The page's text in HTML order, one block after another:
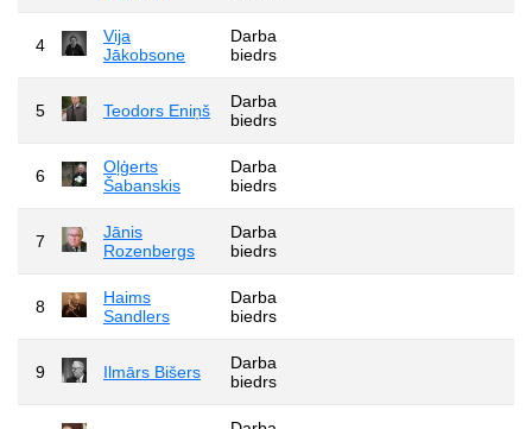
4
Vija
Jākobsone
Darba
biedrs
5 Teodors Eniņš
Darba
biedrs
6
Oļģerts
Šabanskis
Darba
biedrs
7
Jānis
Rozenbergs
Darba
biedrs
8
Haims
Sandlers
Darba
biedrs
9 Ilmārs Bišers
Darba
biedrs